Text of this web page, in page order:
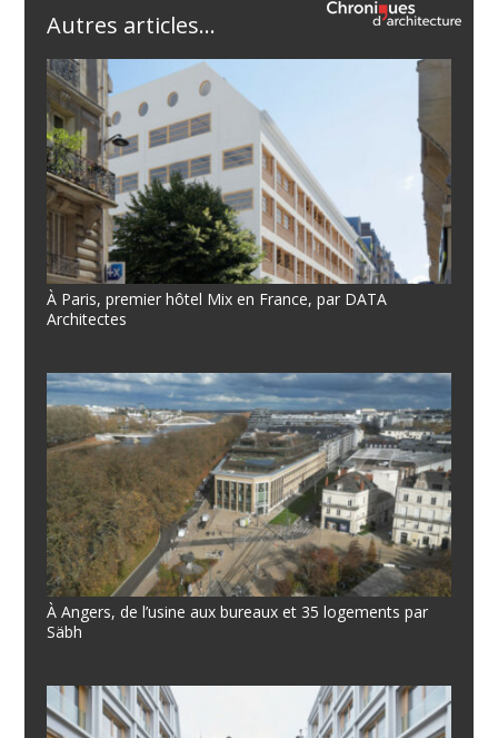
Autres articles...
À Paris, premier hôtel Mix en France, par DATA
Architectes
À Angers, de l’usine aux bureaux et 35 logements par
Säbh